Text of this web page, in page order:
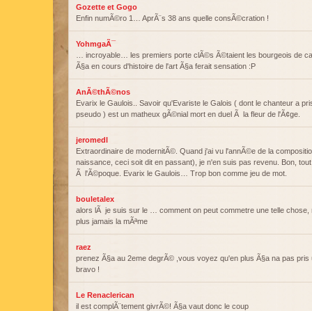
Gozette et Gogo
Enfin numÃ©ro 1… AprÃ¨s 38 ans quelle consÃ©cration !
YohmgaÃ¯
… incroyable… les premiers porte clÃ©s Ã©taient les bourgeois de
Ã§a en cours d'histoire de l'art Ã§a ferait sensation :P
AnÃ©thÃ©nos
Evarix le Gaulois.. Savoir qu'Evariste le Galois ( dont le chanteur a
pseudo ) est un matheux gÃ©nial mort en duel Ã la fleur de l'Ã¢ge.
jeromedl
Extraordinaire de modernitÃ©. Quand j'ai vu l'annÃ©e de la
naissance, ceci soit dit en passant), je n'en suis pas revenu. Bon,
Ã l'Ã©poque. Evarix le Gaulois… Trop bon comme jeu de mot.
bouletalex
alors lÃ je suis sur le … comment on peut commetre une telle chose,
plus jamais la mÃªme
raez
prenez Ã§a au 2eme degrÃ© ,vous voyez qu'en plus Ã§a na pas
bravo !
Le Renaclerican
il est complÃ¨tement givrÃ©! Ã§a vaut donc le coup